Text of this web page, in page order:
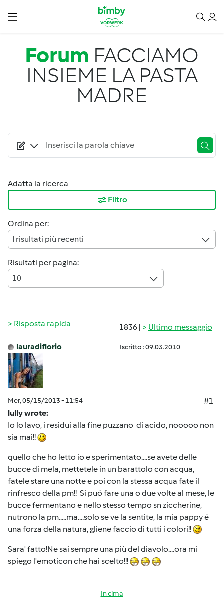
Salta al contenuto principale
Forum FACCIAMO
INSIEME LA PASTA
MADRE
Adatta la ricerca
Filtro
Ordina per:
I risultati più recenti
Risultati per pagina:
10
1836 | Ultimo messaggio
Risposta rapida
lauradiflorio Iscritto : 09.03.2010
Mer, 05/15/2013 - 11:54
#1
lully wrote:
Io lo lavo, i residui alla fine puzzano di acido, nooooo non
sia mai!!
quello che ho letto io e sperimentato....se avete delle
bucce di mela, mettetele in un barattolo con acqua,
fatele stare una notte e poi con la stessa acqua fate il
rinfresco della pm!! Si puó fare una o due volte al mese, le
bucce fermentano e nello stesso tempo sn ziccherine,
nutrono la pm.....ma....solo se ve la sentite, la mia pappy é
una forza della natura, gliene faccio di tutti i colori!!
Sara' fatto!Ne sai sempre una più del diavolo....ora mi
spiego l'emoticon che hai scelto!!!
In cima